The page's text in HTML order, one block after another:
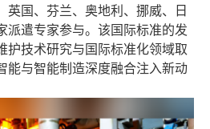
英国、芬兰、奥地利、挪威、日
派遣专家参与。该国际标准的发
护技术研究与国际标准化领域取
能与智能制造深度融合注入新动